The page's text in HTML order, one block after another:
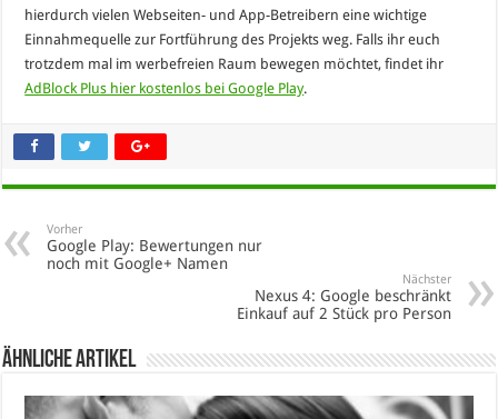
hierdurch vielen Webseiten- und App-Betreibern eine wichtige
Einnahmequelle zur Fortführung des Projekts weg. Falls ihr euch
trotzdem mal im werbefreien Raum bewegen möchtet, findet ihr
AdBlock Plus hier kostenlos bei Google Play.
Vorher
Google Play: Bewertungen nur
noch mit Google+ Namen
Nächster
Nexus 4: Google beschränkt
Einkauf auf 2 Stück pro Person
Ähnliche Artikel